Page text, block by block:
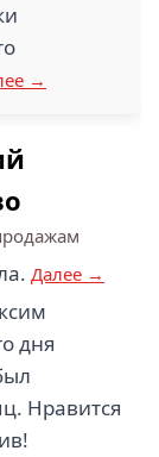
→
Далее →
дня
Нравится